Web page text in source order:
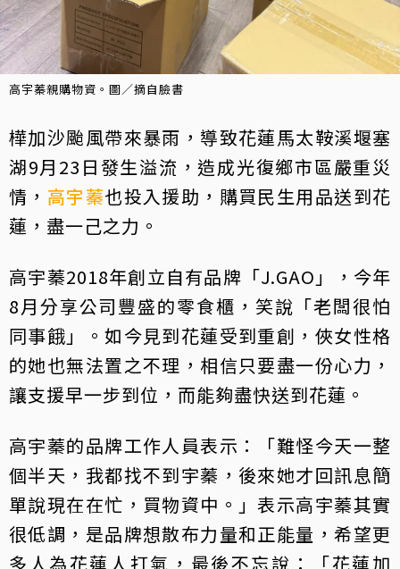
高宇蓁親購物資。圖／摘自臉書
樺加沙颱風帶來暴雨，導致花蓮馬太鞍溪堰塞
湖9月23日發生溢流，造成光復鄉市區嚴重災
情， 高宇蓁也投入援助，購買民生用品送到花
蓮，盡一己之力。
高宇蓁2018年創立自有品牌「J.GAO」，今年
8月分享公司豐盛的零食櫃，笑說「老闆很怕
同事餓」。如今見到花蓮受到重創，俠女性格
的她也無法置之不理，相信只要盡一份心力，
讓支援早一步到位，而能夠盡快送到花蓮。
高宇蓁的品牌工作人員表示：「難怪今天一整
個半天，我都找不到宇蓁，後來她才回訊息簡
單說現在在忙，買物資中。」表示高宇蓁其實
很低調，是品牌想散布力量和正能量，希望更
多人為花蓮人打氣，最後不忘說：「花蓮加